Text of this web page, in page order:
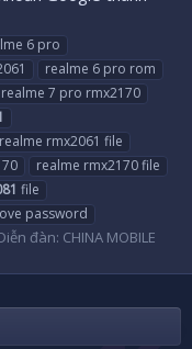
6 pro
realme 6 pro rom
realme 7 pro rmx2170
realme rmx2061 file
realme rmx2170 file
file
password
đàn: CHINA MOBILE